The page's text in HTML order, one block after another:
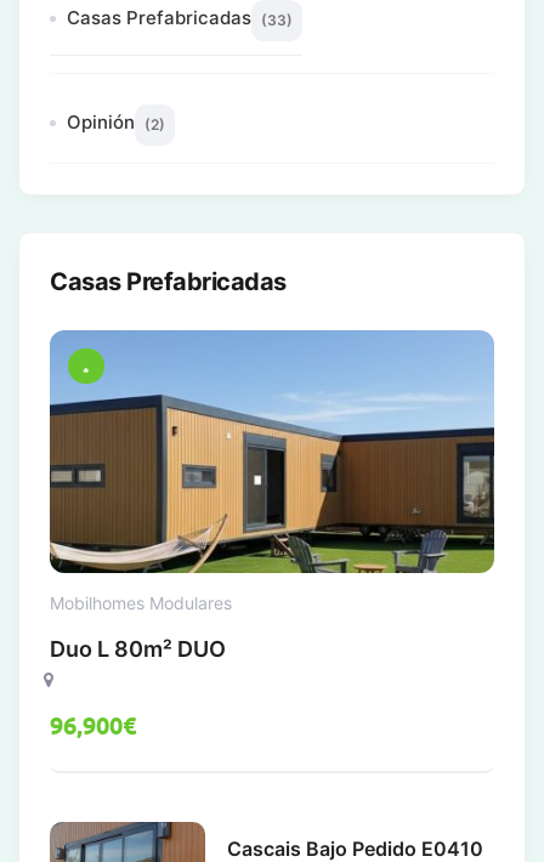
Casas Prefabricadas (33)
Opinión (2)
Casas Prefabricadas
*
Mobilhomes Modulares
Duo L 80m² DUO
96,900€
Cascais Bajo Pedido E0410